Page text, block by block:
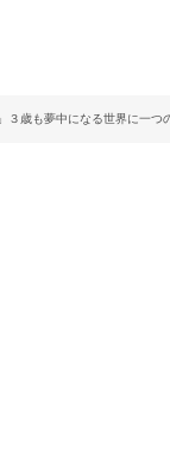
歳も夢中になる世界に一つ